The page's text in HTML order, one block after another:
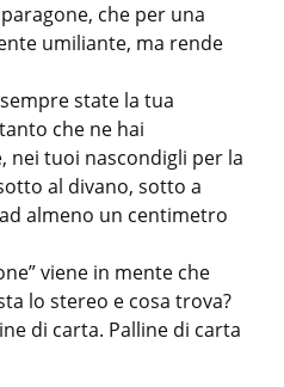
che per una
umiliante, ma rende
state la tua
che ne hai
nei tuoi nascondigli per la
al divano, sotto a
almeno un centimetro
viene in mente che
lo stereo e cosa trova?
di carta. Palline di carta